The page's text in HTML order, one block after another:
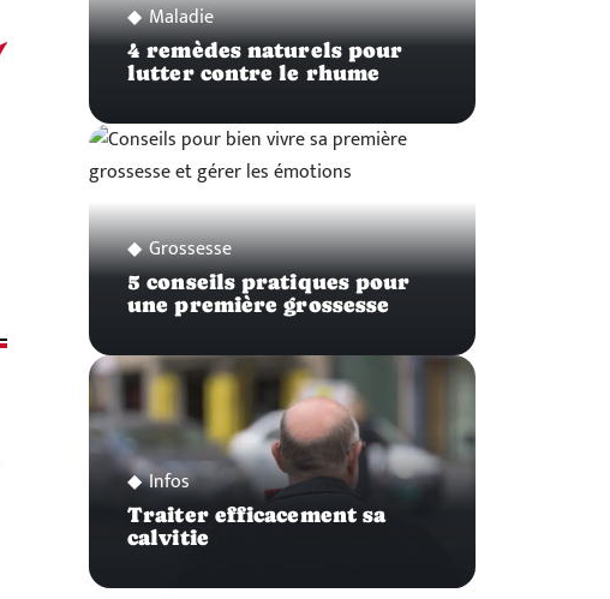
Maladie
4 remèdes naturels pour
lutter contre le rhume
Grossesse
5 conseils pratiques pour
une première grossesse
Infos
Traiter efficacement sa
calvitie